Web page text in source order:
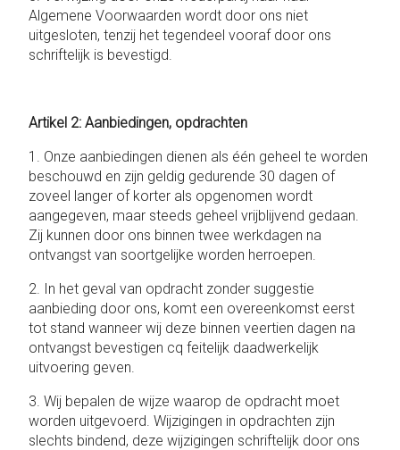
Algemene Voorwaarden wordt door ons niet
uitgesloten, tenzij het tegendeel vooraf door ons
schriftelijk is bevestigd.
Artikel 2: Aanbiedingen, opdrachten
1. Onze aanbiedingen dienen als één geheel te worden
beschouwd en zijn geldig gedurende 30 dagen of
zoveel langer of korter als opgenomen wordt
aangegeven, maar steeds geheel vrijblijvend gedaan.
Zij kunnen door ons binnen twee werkdagen na
ontvangst van soortgelijke worden herroepen.
2. In het geval van opdracht zonder suggestie
aanbieding door ons, komt een overeenkomst eerst
tot stand wanneer wij deze binnen veertien dagen na
ontvangst bevestigen cq feitelijk daadwerkelijk
uitvoering geven.
3. Wij bepalen de wijze waarop de opdracht moet
worden uitgevoerd. Wijzigingen in opdrachten zijn
slechts bindend, deze wijzigingen schriftelijk door ons